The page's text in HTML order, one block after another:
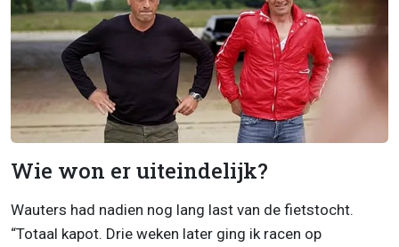
Wie won er uiteindelijk?
Wauters had nadien nog lang last van de fietstocht.
“Totaal kapot. Drie weken later ging ik racen op